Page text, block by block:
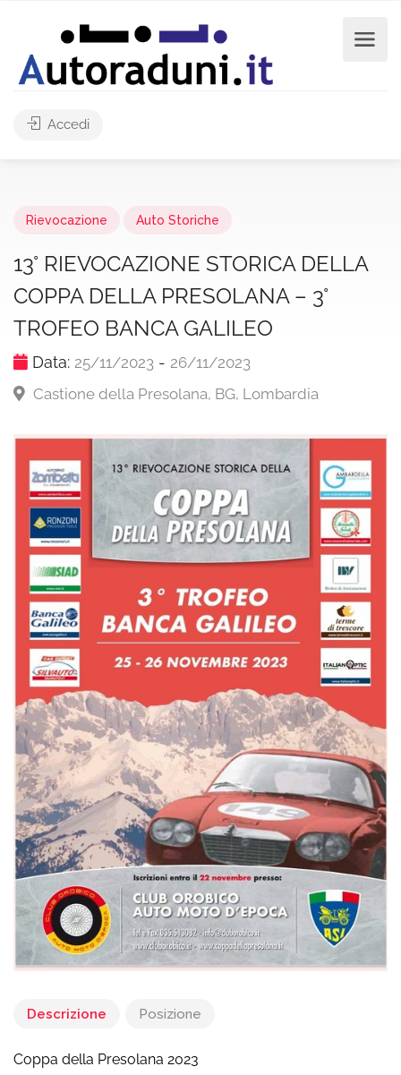
Accedi
Rievocazione Auto Storiche
13° RIEVOCAZIONE STORICA DELLA
COPPA DELLA PRESOLANA – 3°
TROFEO BANCA GALILEO
Data: 25/11/2023 - 26/11/2023
Castione della Presolana, BG, Lombardia
Descrizione Posizione
Coppa della Presolana 2023